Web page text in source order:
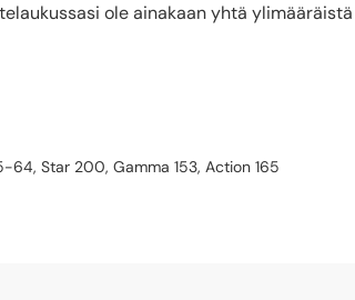
ole ainakaan yhtä
64, Star 200, Gamma 153, Action 165